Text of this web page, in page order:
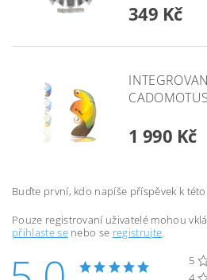
349 Kč
1 990 Kč
Buďte první, kdo napíše příspěvek k
Pouze registrovaní uživatelé mohou
přihlaste senebo se registrujte.
5